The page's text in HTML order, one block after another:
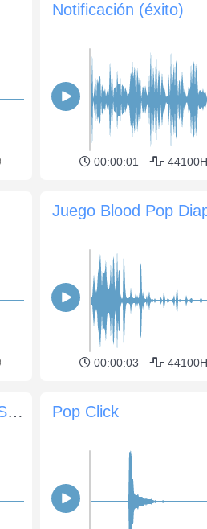
Notificación (éxito)
00:00:01
Juego Blood Pop
00:00:03
Notificación por correo electrónico «Soft Chime» Pop Click